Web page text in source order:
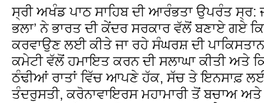
ਸ੍ਰੀ ਅਖੰਡ ਪਾਠ ਸਾਹਿਬ ਦੀ ਆਰੰਭਤਾ ਉਪਰੰਤ ਸ੍ਰ:
ਭਲਾ’ ਨੇ ਭਾਰਤ ਦੀ ਕੇਂਦਰ ਸਰਕਾਰ ਵੱਲੋਂ ਬਣਾਏ ਗਏ
ਕਰਵਾਉਣ ਲਈ ਕੀਤੇ ਜਾ ਰਹੇ ਸੰਘਰਸ਼ ਦੀ
ਕਮੇਟੀ ਵੱਲੋਂ ਹਮਾਇਤ ਕਰਨ ਦੀ ਸਲਾਘਾ ਕੀਤੀ ਅਤੇ
ਠੰਢੀਆਂ ਰਾਤਾਂ ਵਿੱਚ ਆਪਣੇ ਹੱਕ, ਸੱਚ ਤੇ ਇਨਸਾਫ਼
ਤੰਦਰੁਸਤੀ, ਕਰੋਨਾਵਾਇਰਸ ਮਹਾਮਾਰੀ ਤੋਂ ਬਚਾਅ ਅਤੇ